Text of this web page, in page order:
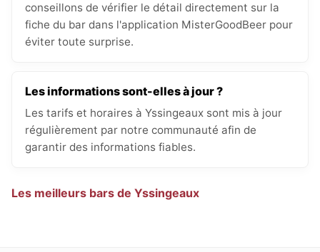
conseillons de vérifier le détail directement sur la
fiche du bar dans l'application MisterGoodBeer pour
éviter toute surprise.
Les informations sont-elles à jour ?
Les tarifs et horaires à Yssingeaux sont mis à jour
régulièrement par notre communauté afin de
garantir des informations fiables.
Les meilleurs bars de Yssingeaux